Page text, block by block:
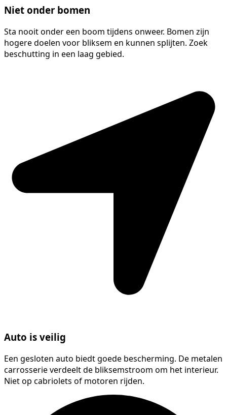
Niet onder bomen
Sta nooit onder een boom tijdens onweer. Bomen zijn
hogere doelen voor bliksem en kunnen splijten. Zoek
beschutting in een laag gebied.
Auto is veilig
Een gesloten auto biedt goede bescherming. De metalen
carrosserie verdeelt de bliksemstroom om het interieur.
Niet op cabriolets of motoren rijden.